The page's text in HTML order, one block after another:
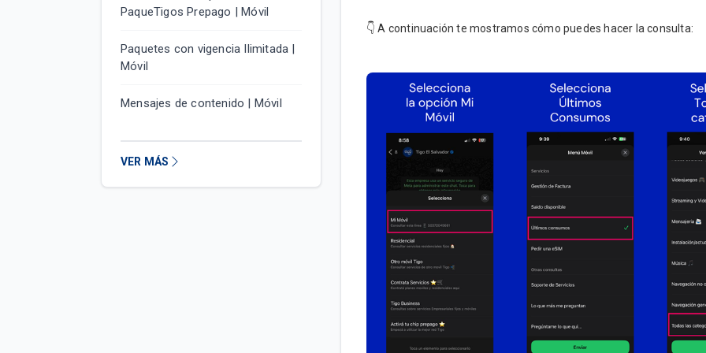
PaqueTigos Prepago | Móvil
Paquetes con vigencia Ilimitada |
Móvil
Mensajes de contenido | Móvil
VER MÁS
👇 A continuación te mostramos cómo puedes hacer la consulta: